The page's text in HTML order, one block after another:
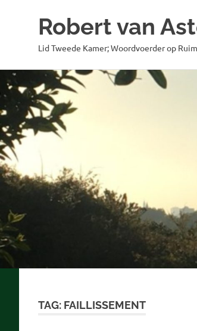
naar
de
inhoud
Robert van
Lid Tweede Kamer; Woordvoerder op
TAG: FAILLISSEMENT